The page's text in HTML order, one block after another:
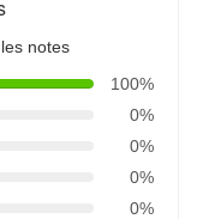
notes
100%
0%
0%
0%
0%